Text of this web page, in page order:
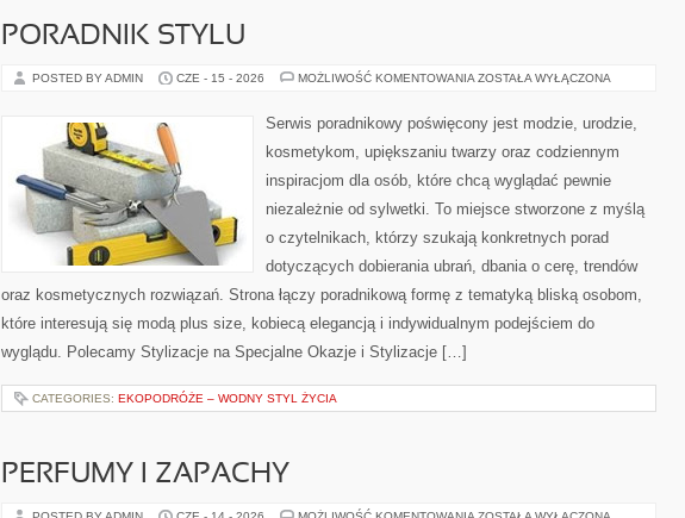
PORADNIK STYLU
POSTED BY ADMIN CZE - 15 - 2026 MOŻLIWOŚĆ KOMENTOWANIA PORADNIK
ZOSTAŁA WYŁĄCZONA
Serwis poradnikowy poświęcony jest modzie, urodzie,
kosmetykom, upiększaniu twarzy oraz codziennym
inspiracjom dla osób, które chcą wyglądać pewnie
niezależnie od sylwetki. To miejsce stworzone z myślą
o czytelnikach, którzy szukają konkretnych porad
dotyczących dobierania ubrań, dbania o cerę, trendów
oraz kosmetycznych rozwiązań. Strona łączy poradnikową formę z tematyką bliską osobom,
które interesują się modą plus size, kobiecą elegancją i indywidualnym podejściem do
wyglądu. Polecamy Stylizacje na Specjalne Okazje i Stylizacje […]
CATEGORIES: EKOPODRÓŻE – WODNY STYL ŻYCIA
PERFUMY I ZAPACHY
PERFUMY